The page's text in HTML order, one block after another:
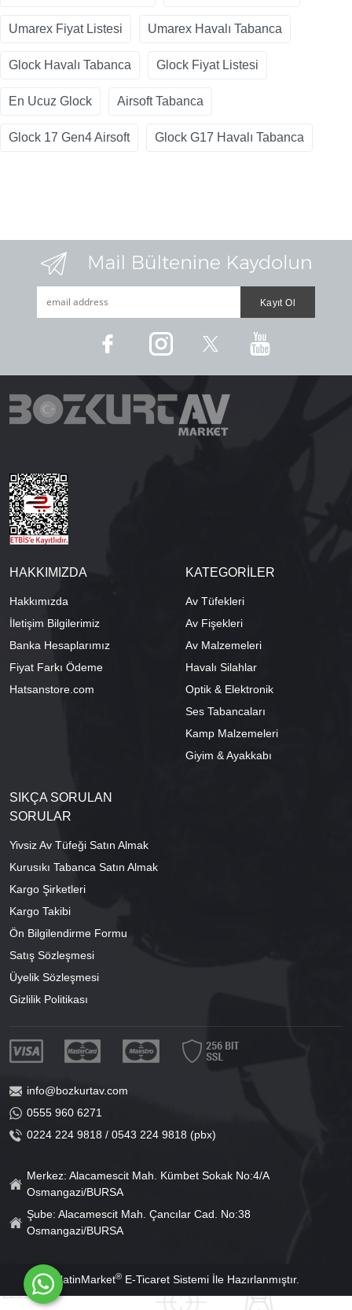
Umarex Fiyat Listesi Umarex Havalı Tabanca
Glock Havalı Tabanca Glock Fiyat Listesi
En Ucuz Glock Airsoft Tabanca
Glock 17 Gen4 Airsoft Glock G17 Havalı Tabanca
HAKKIMIZDA
Hakkımızda
İletişim Bilgilerimiz
Banka Hesaplarımız
Fiyat Farkı Ödeme
Hatsanstore.com
KATEGORİLER
Av Tüfekleri
Av Fişekleri
Av Malzemeleri
Havalı Silahlar
Optik & Elektronik
Ses Tabancaları
Kamp Malzemeleri
Giyim & Ayakkabı
SIKÇA SORULAN
SORULAR
Yivsiz Av Tüfeği Satın Almak
Kurusıkı Tabanca Satın Almak
Kargo Şirketleri
Kargo Takibi
Ön Bilgilendirme Formu
Satış Sözleşmesi
Üyelik Sözleşmesi
Gizlilik Politikası
info@bozkurtav.com
0555 960 6271
0224 224 9818 / 0543 224 9818 (pbx)
Merkez: Alacamescit Mah. Kümbet Sokak No:4/A
Osmangazi/BURSA
Şube: Alacamescit Mah. Çancılar Cad. No:38
Osmangazi/BURSA
PlatinMarket®E-Ticaret Sistemiİle Hazırlanmıştır.